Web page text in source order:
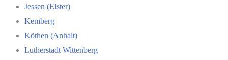
Jessen (Elster)
Kemberg
Köthen (Anhalt)
Lutherstadt Wittenberg